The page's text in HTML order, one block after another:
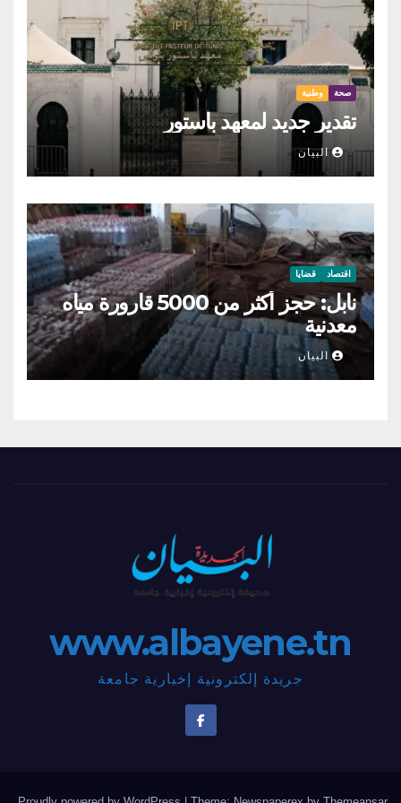
صحة وطنية
تقدير جديد لمعهد باستور
البيان
اقتصاد قضايا
نابل: حجز أكثر من 5000 قارورة مياه
معدنية
البيان
www.albayene.tn
جريدة إلكترونية إخبارية جامعة